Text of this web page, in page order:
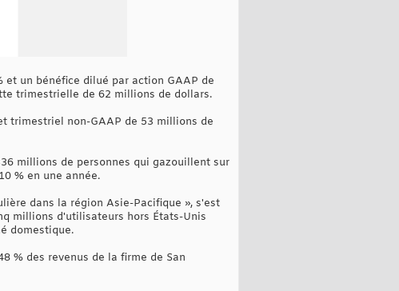
un bénéfice dilué par action GAAP de
trimestrielle de 62 millions de dollars.
trimestriel non-GAAP de 53 millions de
millions de personnes qui gazouillent sur
% en une année.
dans la région Asie-Pacifique », s'est
millions d'utilisateurs hors États-Unis
domestique.
% des revenus de la firme de San